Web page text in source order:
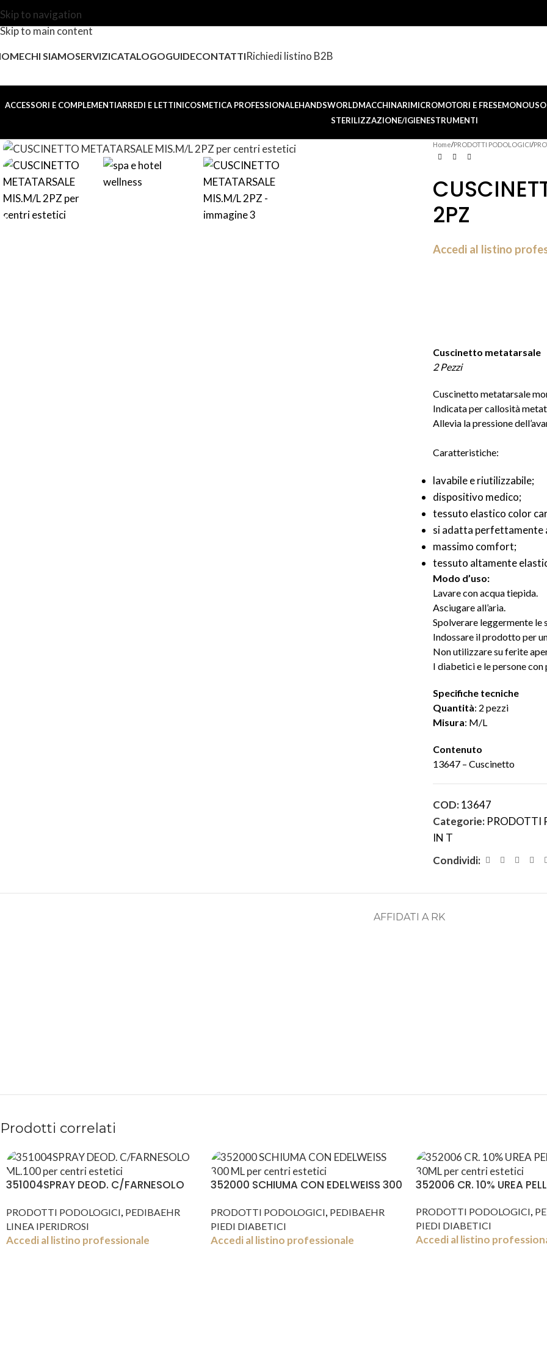
Skip to navigation
Skip to main content
CHI SIAMOSERVIZICATALOGOGUIDECONTATTIRichiedi listino B2B
ACCESSORI E COMPLEMENTIARREDI E LETTINICOSMETICA PROFESSIONALEHANDSWORLDMACCHINARIMICROMOTORI E FRESEMONOUSO
STERILIZZAZIONE/IGIENESTRUMENTI
Home PRODOTTI PODOLOGICI
2PZ
Accedi al listino
Cuscinetto metatarsale
2 Pezzi
Cuscinetto metatarsale
Indicata per callosità
Allevia la pressione
Caratteristiche:
lavabile e riutilizzabile;
dispositivo medico;
tessuto elastico color
si adatta perfettamente
massimo comfort;
tessuto altamente
Modo d’uso:
Lavare con acqua tiepida.
Asciugare all’aria.
Spolverare leggermente le
Indossare il prodotto per
Non utilizzare su ferite
I diabetici e le persone
Specifiche tecniche
Quantità: 2 pezzi
Misura: M/L
Contenuto
13647 – Cuscinetto
COD:13647
Categorie: PRODOTTI
IN T
Condividi:
AFFIDATI A RK
Prodotti correlati
351004SPRAY DEOD. C/FARNESOLO
PRODOTTI PODOLOGICI, PEDIBAEHR
LINEA IPERIDROSI
Accedi al listino professionale
352000 SCHIUMA CON EDELWEISS 300
PRODOTTI PODOLOGICI, PEDIBAEHR
PIEDI DIABETICI
Accedi al listino professionale
352006 CR. 10% UREA
PRODOTTI PODOLOGICI,
PIEDI DIABETICI
Accedi al listino